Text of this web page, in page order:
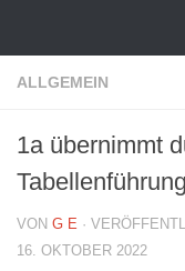
ALLGEMEIN
1a übernimmt
VON G E ·
16. OKTOBER 2022